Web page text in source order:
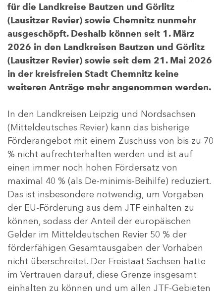
für die Landkreise Bautzen und Görlitz
(Lausitzer Revier) sowie Chemnitz nunmehr
ausgeschöpft. Deshalb können seit 1. März
2026 in den Landkreisen Bautzen und Görlitz
(Lausitzer Revier) sowie seit dem 21. Mai 2026
in der kreisfreien Stadt Chemnitz keine
weiteren Anträge mehr angenommen werden.
In den Landkreisen Leipzig und Nordsachsen
(Mitteldeutsches Revier) kann das bisherige
Förderangebot mit einem Zuschuss von bis zu 70
% nicht aufrechterhalten werden und ist auf
einen immer noch hohen Fördersatz von
maximal 40 % (als De-minimis-Beihilfe) reduziert.
Das ist insbesondere notwendig, um Vorgaben
der EU-Förderung aus dem JTF einhalten zu
können, sodass der Anteil der europäischen
Gelder im Mitteldeutschen Revier 50 % der
förderfähigen Gesamtausgaben der Vorhaben
nicht überschreitet. Der Freistaat Sachsen hatte
im Vertrauen darauf, diese Grenze insgesamt
einhalten zu können und um allen JTF-Gebieten